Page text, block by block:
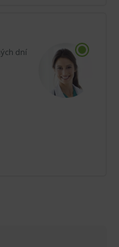
in vitro a jeho
obalu tohto
zdravia alebo
dní